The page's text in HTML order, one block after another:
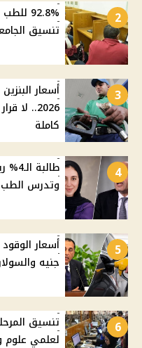
2
تنسيق الجامعات 2026 وأماكن
3
2026..
كاملة
4
وتدرس الطب
5
جنيه والسولار
6
لعلمي